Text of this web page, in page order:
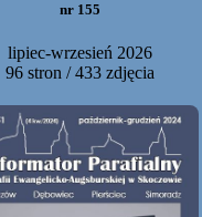
nr 155
lipiec-wrzesień 2026
96 stron / 433 zdjęcia